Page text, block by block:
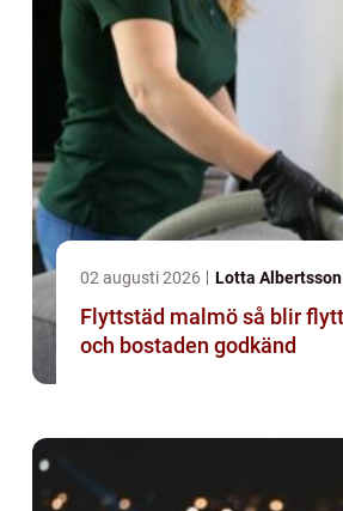
02 augusti 2026 Lotta Albertsson
Flyttstäd malmö så blir flytten enklare
och bostaden godkänd